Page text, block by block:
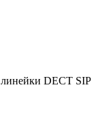
DECT SIP